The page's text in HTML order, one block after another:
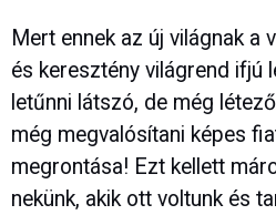
Mert ennek az új világnak a
és keresztény világrend ifjú
letűnni látszó, de még
még megvalósítani képes
megrontása! Ezt kellett
nekünk, akik ott voltunk és